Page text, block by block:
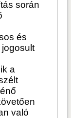
során
és
a
való